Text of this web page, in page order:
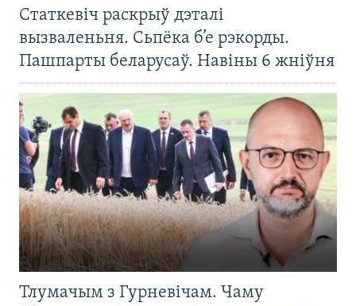
Статкевіч раскрыў дэталі
вызваленьня. Сьпёка б’е рэкорды.
Пашпарты беларусаў. Навіны 6 жніўня
Тлумачым з Гурневічам. Чаму